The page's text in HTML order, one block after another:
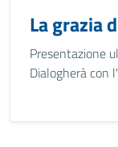
La grazia
Presentazione
Dialogherà con